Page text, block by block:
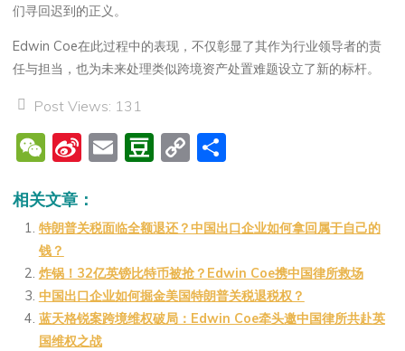
们寻回迟到的正义。
Edwin Coe在此过程中的表现，不仅彰显了其作为行业领导者的责
任与担当，也为未来处理类似跨境资产处置难题设立了新的标杆。
Post Views: 131
W
C
h
at
Si
a
W
ei
b
o
E
l
D
b
a
n
C
y
Li
n
k
相关文章：
特朗普关税面临全额退还？中国出口企业如何拿回属于自己的
钱？
炸锅！32亿英镑比特币被抢？Edwin Coe携中国律所救场
中国出口企业如何掘金美国特朗普关税退税权？
蓝天格锐案跨境维权破局：Edwin Coe牵头邀中国律所共赴英
国维权之战